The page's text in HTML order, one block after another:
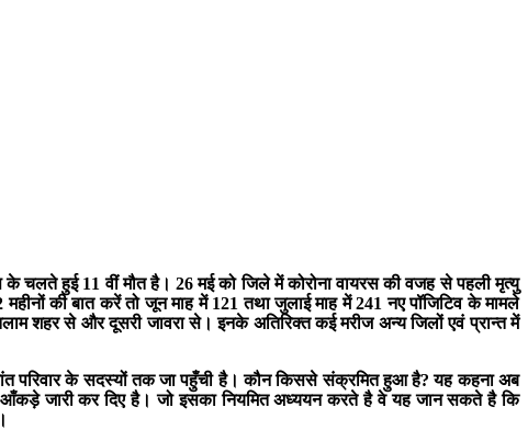
के चलते हुई 11 वीं मौत है। 26 मई को जिले में कोरोना वायरस की वजह से पहली मृत्यु
की बात करें तो जून माह में 121 तथा जुलाई माह में 241 नए पॉजिटिव के मामले
शहर से और दूसरी जावरा से। इनके अतिरिक्त कई मरीज अन्य जिलों एवं प्रान्त में
परिवार के सदस्यों तक जा पहुँची है। कौन किससे संक्रमित हुआ है? यह कहना अब
जारी कर दिए है। जो इसका नियमित अध्ययन करते है वे यह जान सकते है कि